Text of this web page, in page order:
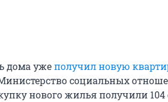
дома ужеполучил новую
социальных
нового жилья получили 104